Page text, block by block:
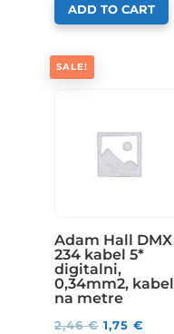
ADD TO CART
SALE!
Adam Hall DMX
234 kabel 5*
digitalni,
0,34mm2, kabel
na metre
2,46€ 1,75 €